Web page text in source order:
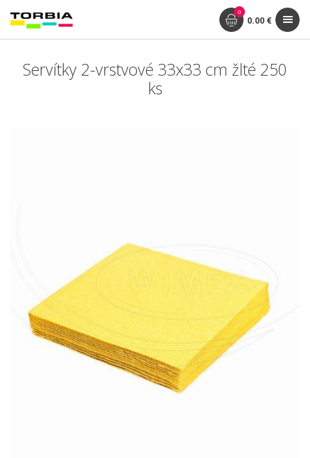
0
0.00 €
Servítky 2-vrstvové 33x33 cm žlté 250
ks